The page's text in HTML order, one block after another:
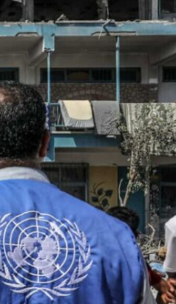
Israel
Israelische Wahlen 2026:
die Knesset – Moshe